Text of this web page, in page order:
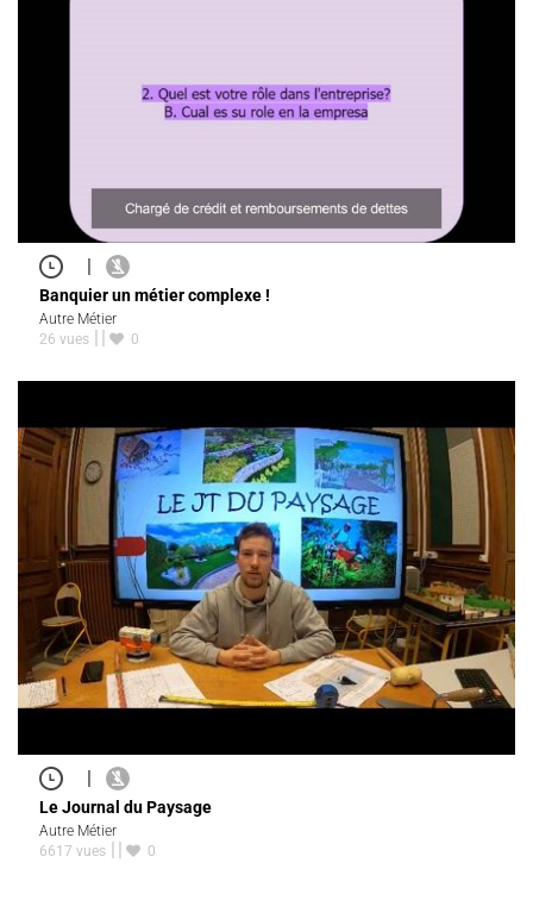
|
Banquier un métier complexe !
Autre Métier
26 vues
0
|
Le Journal du Paysage
Autre Métier
6617 vues
0